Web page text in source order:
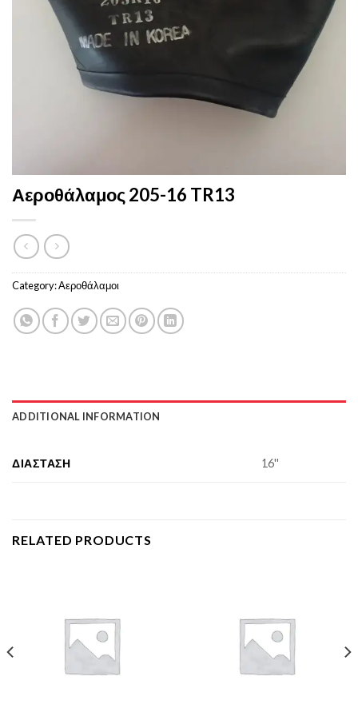
Αεροθάλαμος 205-16 TR13
Category:Αεροθάλαμοι
ADDITIONAL INFORMATION
ΔΙΆΣΤΑΣΗ 16''
RELATED PRODUCTS